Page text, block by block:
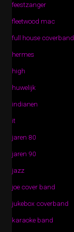
feestzanger
fleetwood mac
full house coverband
hermes
high
huwelijk
indianen
it
jaren 80
jaren 90
jazz
joe cover band
jukebox coverband
karaoke band